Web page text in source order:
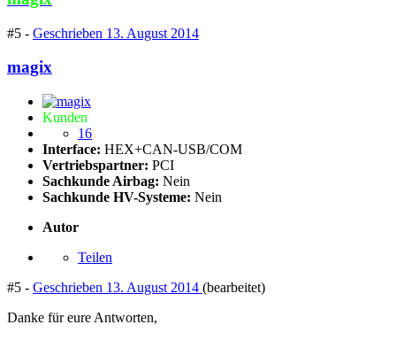
#5 - Geschrieben 13. August 2014
magix
Kunden
16
Interface: HEX+CAN-USB/COM
Vertriebspartner: PCI
Sachkunde Airbag: Nein
Sachkunde HV-Systeme: Nein
Autor
Teilen
#5 - Geschrieben 13. August 2014 (bearbeitet)
Danke für eure Antworten,